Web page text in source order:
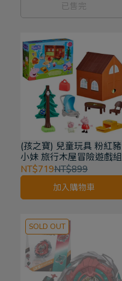
已售完
(孩之寶) 兒童玩具 粉紅豬
小妹 旅行木屋冒險遊戲組
NT$719NT$899
加入購物車
SOLD OUT